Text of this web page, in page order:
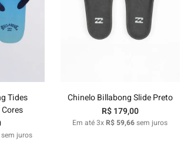
Tides
sem juros
Chinelo Billabong Slide Preto
R$ 179,00
Em até3xR$ 59,66sem juros